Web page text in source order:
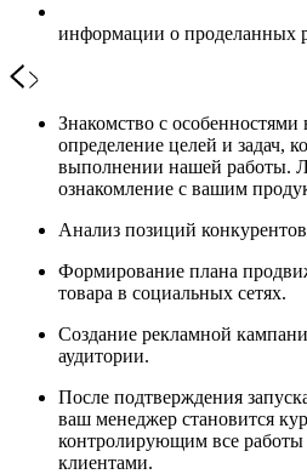
информации о проделанных
Знакомство с особенностями
определение целей и задач,
выполнении нашей работы.
ознакомление с вашим
Анализ позиций
Формирование плана
товара в социальных сетях.
Создание рекламной
аудитории.
После подтверждения
ваш менеджер становится
контролирующим все работы
клиентами.